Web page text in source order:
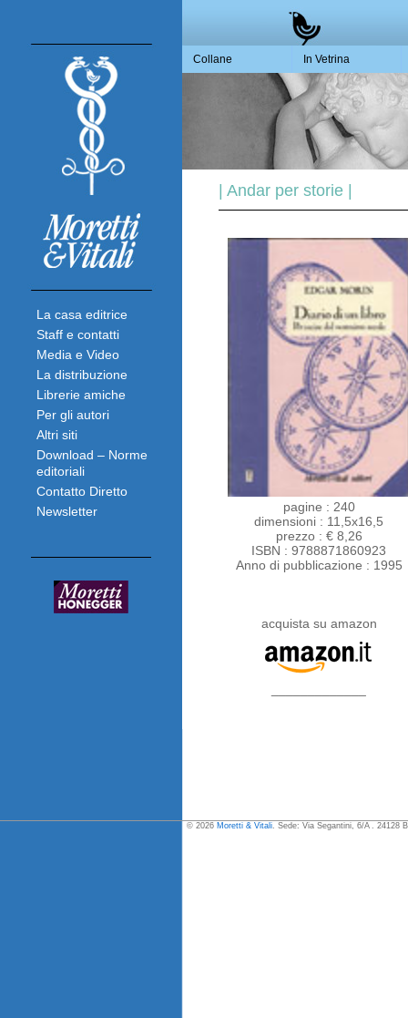
La casa editrice
Staff e contatti
Media e Video
La distribuzione
Librerie amiche
Per gli autori
Altri siti
Download – Norme
editoriali
Contatto Diretto
Newsletter
Collane In Vetrina
| Andar per storie |
pagine : 240
dimensioni : 11,5x16,5
prezzo : € 8,26
ISBN : 9788871860923
Anno di pubblicazione : 1995
acquista su amazon
© 2026 Moretti & Vitali. Sede: Via Segantini, 6/A . 24128